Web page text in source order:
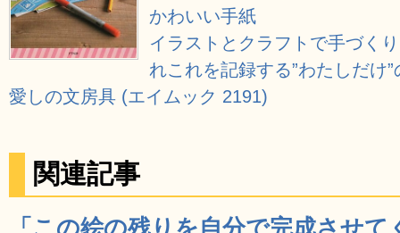
かわいい手紙
イラストとクラフトで手づく
れこれを記録する”わたしだけ
愛しの文房具 (エイムック 2191)
関連記事
「この絵の残りを自分で完成させ